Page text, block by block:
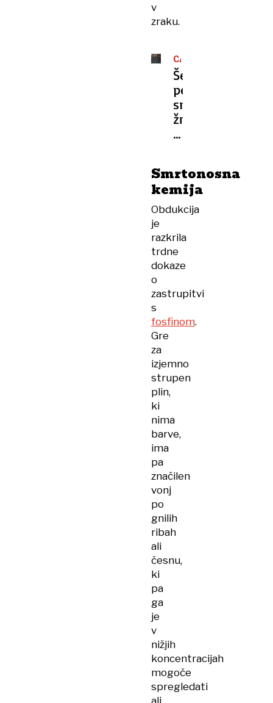
v
zraku.
CARIGRAD
Še
peta
smrtna
žrtev
zaradi
turškem
hotelu
Smrtonosna
kemija
Obdukcija
je
razkrila
trdne
dokaze
o
zastrupitvi
s
fosfinom.
Gre
za
izjemno
strupen
plin,
ki
nima
barve,
ima
pa
značilen
vonj
po
gnilih
ribah
ali
česnu,
ki
pa
ga
je
v
nižjih
koncentracijah
mogoče
spregledati
ali